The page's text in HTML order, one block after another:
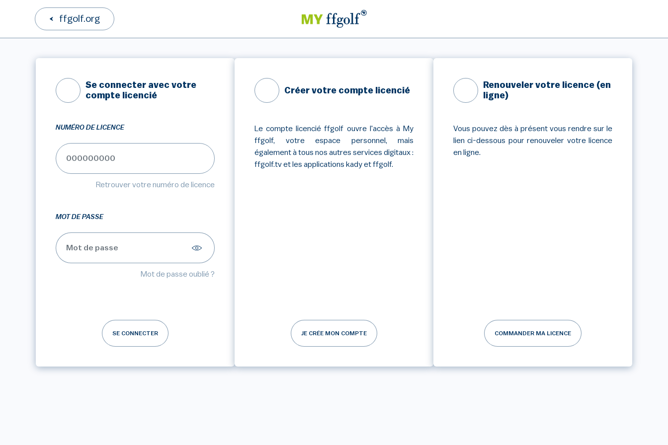
ffgolf.org
Se connecter avec votre
compte licencié
NUMÉRO DE LICENCE
Retrouver votre numéro de licence
MOT DE PASSE
Mot de passe oublié ?
SE CONNECTER
Créer votre compte licencié
Le compte licencié ffgolf ouvre l'accès à My
ffgolf, votre espace personnel, mais
également à tous nos autres services digitaux :
ffgolf.tv et les applications kady et ffgolf.
JE CRÉE MON COMPTE
Renouveler votre licence (en
ligne)
Vous pouvez dès à présent vous rendre sur le
lien ci-dessous pour renouveler votre licence
en ligne.
COMMANDER MA LICENCE